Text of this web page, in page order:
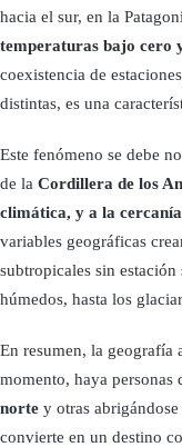
hacia el sur, en la
temperaturas bajo cero
coexistencia de
distintas, es una
Este fenómeno se debe
de la Cordillera de los
climática, y a la
variables geográficas
subtropicales sin
húmedos, hasta los
En resumen, la geografía
momento, haya personas
norte y otras
convierte en un destino